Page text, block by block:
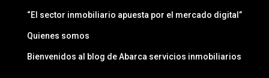
“El sector inmobiliario apuesta por el mercado digital”
Quienes somos
Bienvenidos al blog de Abarca servicios inmobiliarios